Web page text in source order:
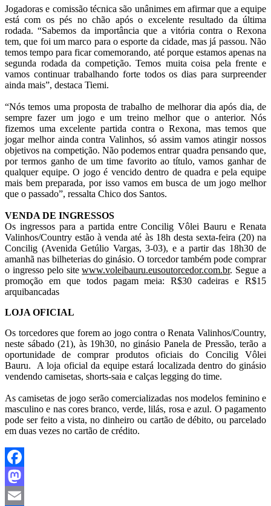
Jogadoras e comissão técnica são unânimes em afirmar que a equipe
está com os pés no chão após o excelente resultado da última
rodada. “Sabemos da importância que a vitória contra o Rexona
tem, que foi um marco para o esporte da cidade, mas já passou. Não
temos tempo para ficar comemorando, até porque estamos apenas na
segunda rodada da competição. Temos muita coisa pela frente e
vamos continuar trabalhando forte todos os dias para surpreender
ainda mais”, destaca Tiemi.
“Nós temos uma proposta de trabalho de melhorar dia após dia, de
sempre fazer um jogo e um treino melhor que o anterior. Nós
fizemos uma excelente partida contra o Rexona, mas temos que
jogar melhor ainda contra Valinhos, só assim vamos atingir nossos
objetivos na competição. Não podemos entrar quadra pensando que,
por termos ganho de um time favorito ao título, vamos ganhar de
qualquer equipe. O jogo é vencido dentro de quadra e pela equipe
mais bem preparada, por isso vamos em busca de um jogo melhor
que o passado”, ressalta Chico dos Santos.
VENDA DE INGRESSOS
Os ingressos para a partida entre Concilig Vôlei Bauru e Renata
Valinhos/Country estão à venda até às 18h desta sexta-feira (20) na
Concilig (Avenida Getúlio Vargas, 3-03), e a partir das 18h30 de
amanhã nas bilheterias do ginásio. O torcedor também pode comprar
o ingresso pelo sitewww.voleibauru.eusoutorcedor.com.br. Segue a
promoção em que todos pagam meia: R$30 cadeiras e R$15
arquibancadas
LOJA OFICIAL
Os torcedores que forem ao jogo contra o Renata Valinhos/Country,
neste sábado (21), às 19h30, no ginásio Panela de Pressão, terão a
oportunidade de comprar produtos oficiais do Concilig Vôlei
Bauru. A loja oficial da equipe estará localizada dentro do ginásio
vendendo camisetas, shorts-saia e calças legging do time.
As camisetas de jogo serão comercializadas nos modelos feminino e
masculino e nas cores branco, verde, lilás, rosa e azul. O pagamento
pode ser feito a vista, no dinheiro ou cartão de débito, ou parcelado
em duas vezes no cartão de crédito.
Facebook
Mastodon